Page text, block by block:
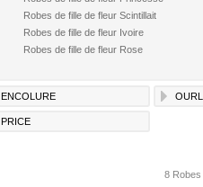
Robes de fille de fleur Scintillait
Robes de fille de fleur Ivoire
Robes de fille de fleur Rose
ENCOLURE
PRICE
8